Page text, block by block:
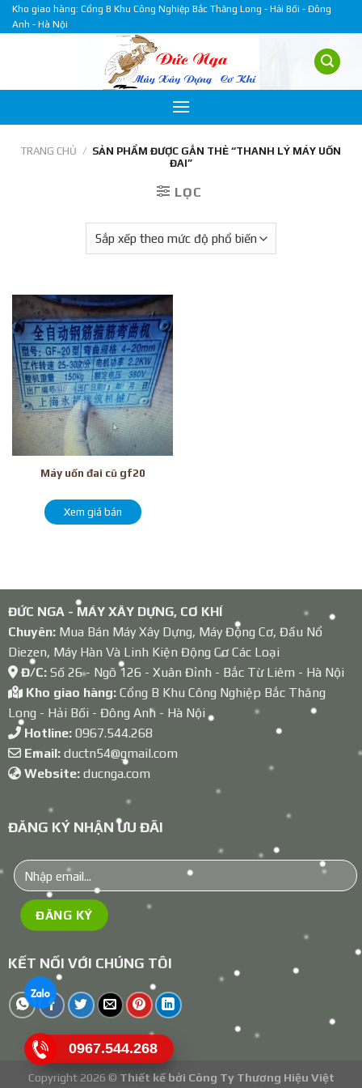
Skip
to
Kho giao hàng: Cổng B Khu Công Nghiệp Bắc Thăng Long - Hải Bối - Đông
Anh - Hà Nội
TRANG CHỦ / SẢN PHẨM ĐƯỢC GẮN THẺ “THANH LÝ MÁY UỐN
ĐAI”
LỌC
Máy uốn đai cũ gf20
Xem giá bán
ĐỨC NGA - MÁY XÂY DỰNG, CƠ KHÍ
Chuyên:Mua Bán Máy Xây Dựng, Máy Động Cơ, Đầu Nổ
Diezen, Máy Hàn Và Linh Kiện Động Cơ Các Loại
Đ/C: Số 26 - Ngõ 126 - Xuân Đỉnh - Bắc Từ Liêm - Hà Nội
Kho giao hàng: Cổng B Khu Công Nghiệp Bắc Thăng
Long - Hải Bối - Đông Anh - Hà Nội
Hotline: 0967.544.268
Email: ductn54@gmail.com
Website: ducnga.com
ĐĂNG KÝ NHẬN ƯU ĐÃI
KẾT NỐI VỚI CHÚNG TÔI
Copyright 2026 © Thiết kế bởi Công Ty Thương Hiệu Việt
0967.544.268